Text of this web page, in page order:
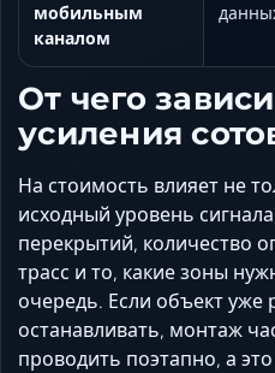
мобильным
каналом
От чего
усиления
На стоимость влияет не
исходный уровень
перекрытий, количество
трасс и то, какие зоны
очередь. Если объект уже
останавливать, монтаж
проводить поэтапно, а